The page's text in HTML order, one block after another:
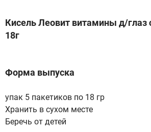
Кисель Леовит витамины д/глаз
18г
Форма выпуска
упак 5 пакетиков по 18 гр
Хранить в сухом месте
Беречь от детей